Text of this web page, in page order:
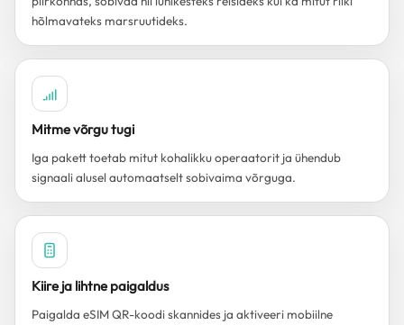
hõlmavateks marsruutideks.
Mitme võrgu tugi
Iga pakett toetab mitut kohalikku operaatorit ja ühendub
signaali alusel automaatselt sobivaima võrguga.
Kiire ja lihtne paigaldus
Paigalda eSIM QR-koodi skannides ja aktiveeri mobiilne